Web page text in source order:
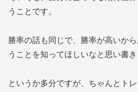
うことです。
勝率の話も同じで、勝率が高いか
うことを知ってほしいなと思い書き
というか多分ですが、ちゃんとト